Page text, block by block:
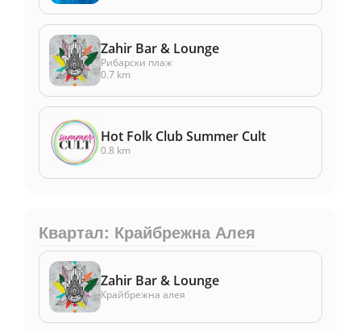
Zahir Bar & Lounge
Рибарски плаж
0.7 km
Hot Folk Club Summer Cult
0.8 km
Квартал: Крайбрежна Алея
Zahir Bar & Lounge
Крайбрежна алея